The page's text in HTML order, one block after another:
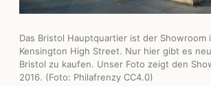
Das Bristol Hauptquartier ist der Showroom
Kensington High Street. Nur hier gibt es
Bristol zu kaufen. Unser Foto zeigt den
2016. (Foto: Philafrenzy CC4.0)